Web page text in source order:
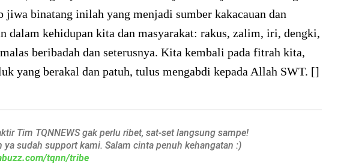
jiwa binatang inilah yang menjadi sumber kakacauan dan
dalam kehidupan kita dan masyarakat: rakus, zalim, iri, dengki,
beribadah dan seterusnya. Kita kembali pada fitrah kita,
yang berakal dan patuh, tulus mengabdi kepada Allah SWT. []
Tim TQNNEWS gak perlu ribet, sat-set langsung sampe!
ya sudah support kami. Salam cinta penuh kehangatan :)
tqnn/tribe